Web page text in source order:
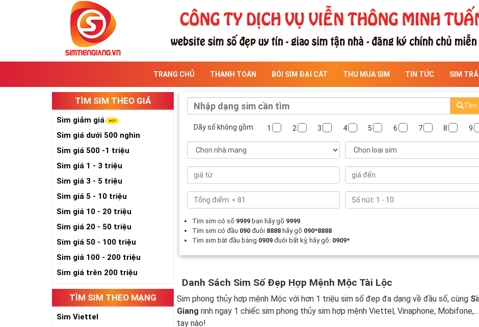
TRANG CHỦ THANH TOÁN BÓI SIM ĐẠI CÁT THU MUA SIM TIN TỨC SIM TRẢ
TÌM SIM THEO GIÁ
Sim giảm giá
Sim giá dưới 500 nghìn
Sim giá 500 -1 triệu
Sim giá 1 - 3 triệu
Sim giá 3 - 5 triệu
Sim giá 5 - 10 triệu
Sim giá 10 - 20 triệu
Sim giá 20 - 50 triệu
Sim giá 50 - 100 triệu
Sim giá 100 - 200 triệu
Sim giá trên 200 triệu
TÌM SIM THEO MẠNG
Sim Viettel
Tìm
Dãy số không gồm: 1 2 3 4 5 6 7 8 9
Tìm sim có số 9999 bạn hãy gõ 9999
Tìm sim có đầu 090đuôi 8888 hãy gõ 090*8888
Tìm sim bắt đầu bằng 0909 đuôi bất kỳ, hãy gõ: 0909*
Danh Sách Sim Số Đẹp Hợp Mệnh Mộc Tài Lộc
Sim phong thủy hợp mệnh Mộc với hơn 1 triệu sim số đẹp đa dạng về đầu số, cùng
Giang rinh ngay 1 chiếc sim phong thủy sim hợp mệnh Viettel, Vinaphone,
tay nào!